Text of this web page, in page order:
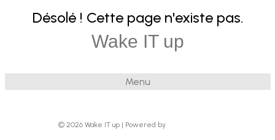
Wake IT up
Menu
Désolé ! Cette page n'existe pas.
© 2026 Wake IT up | Powered by